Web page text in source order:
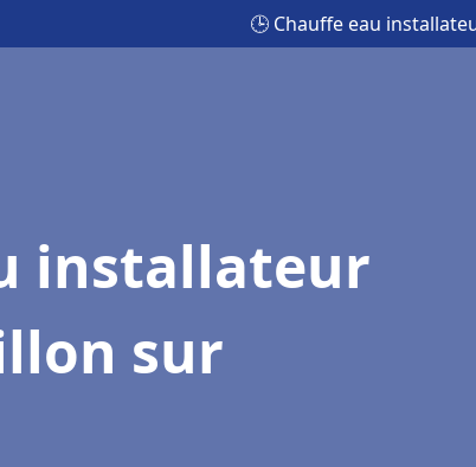
🕒 Chauffe eau
installateur
sur